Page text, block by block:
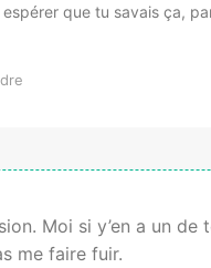
espérer que tu savais ça,
Moi si y’en a un
me faire fuir.